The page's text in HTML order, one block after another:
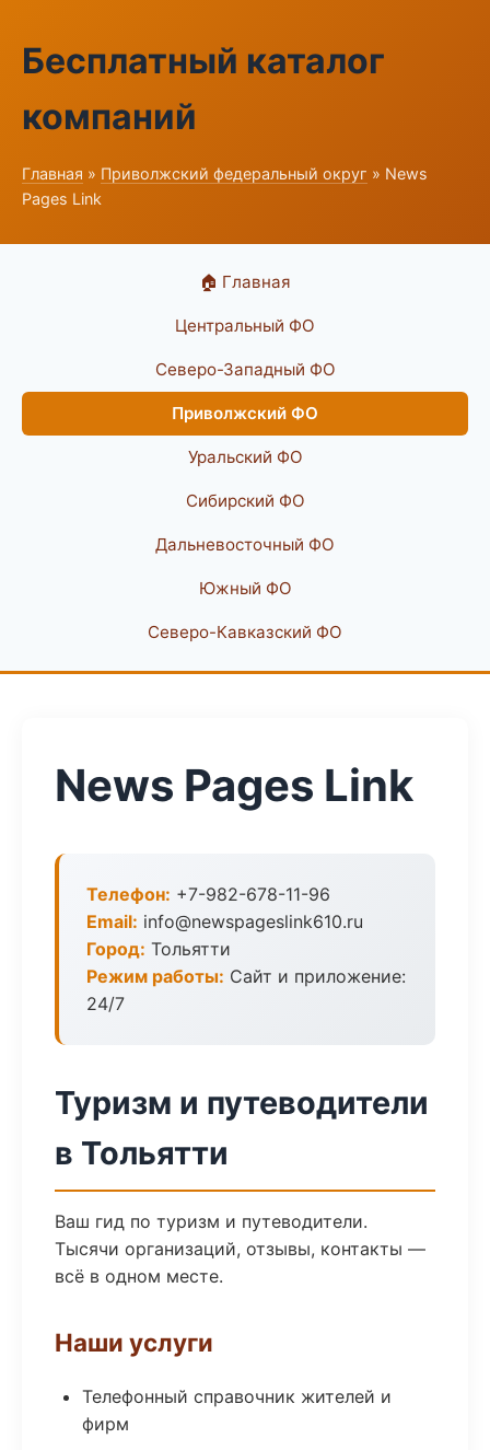
Бесплатный каталог
компаний
Главная » Приволжский федеральный округ » News
Pages Link
🏠 Главная
Центральный ФО
Северо-Западный ФО
Приволжский ФО
Уральский ФО
Сибирский ФО
Дальневосточный ФО
Южный ФО
Северо-Кавказский ФО
News Pages Link
Телефон: +7-982-678-11-96
Email: info@newspageslink610.ru
Город: Тольятти
Режим работы: Сайт и приложение:
24/7
Туризм и путеводители
в Тольятти
Ваш гид по туризм и путеводители.
Тысячи организаций, отзывы, контакты —
всё в одном месте.
Наши услуги
Телефонный справочник жителей и
фирм